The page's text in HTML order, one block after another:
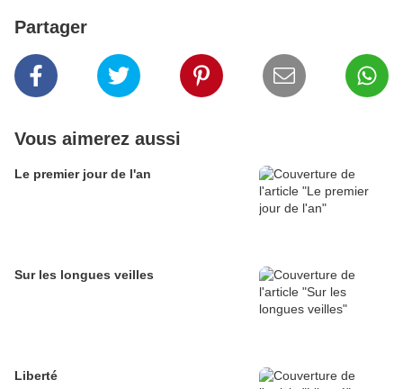
Partager
Vous aimerez aussi
Le premier jour de l'an
Sur les longues veilles
Liberté